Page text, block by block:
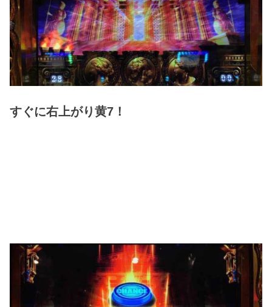
すぐに右上がり黄7！